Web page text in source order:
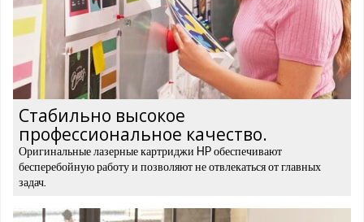
Стабильно высокое
профессиональное качество.
Оригинальные лазерные картриджи HP обеспечивают
бесперебойную работу и позволяют не отвлекаться от главных
задач.